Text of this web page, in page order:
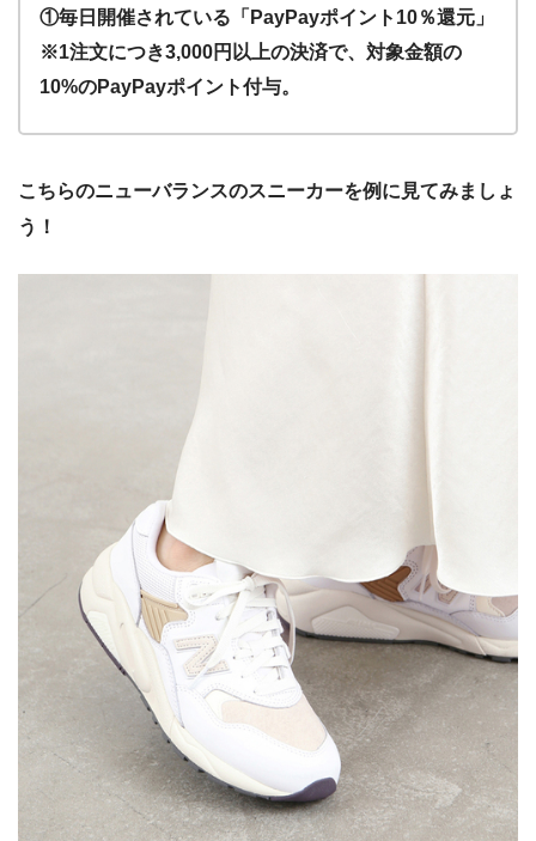
①毎日開催されている「PayPayポイント10％還元」
※1注文につき3,000円以上の決済で、対象金額の
10%のPayPayポイント付与。
こちらのニューバランスのスニーカーを例に見てみましょ
う！